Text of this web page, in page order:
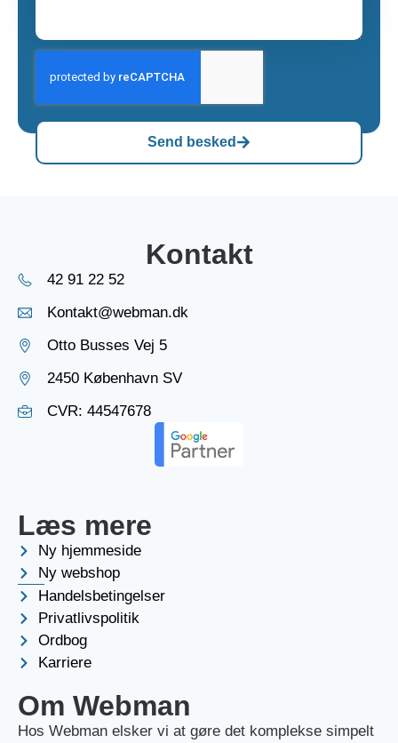
Send besked
Kontakt
42 91 22 52
Kontakt@webman.dk
Otto Busses Vej 5
2450 København SV
CVR: 44547678
Læs mere
Ny hjemmeside
Ny webshop
Handelsbetingelser
Privatlivspolitik
Ordbog
Karriere
Om Webman
Hos Webman elsker vi at gøre det komplekse simpelt